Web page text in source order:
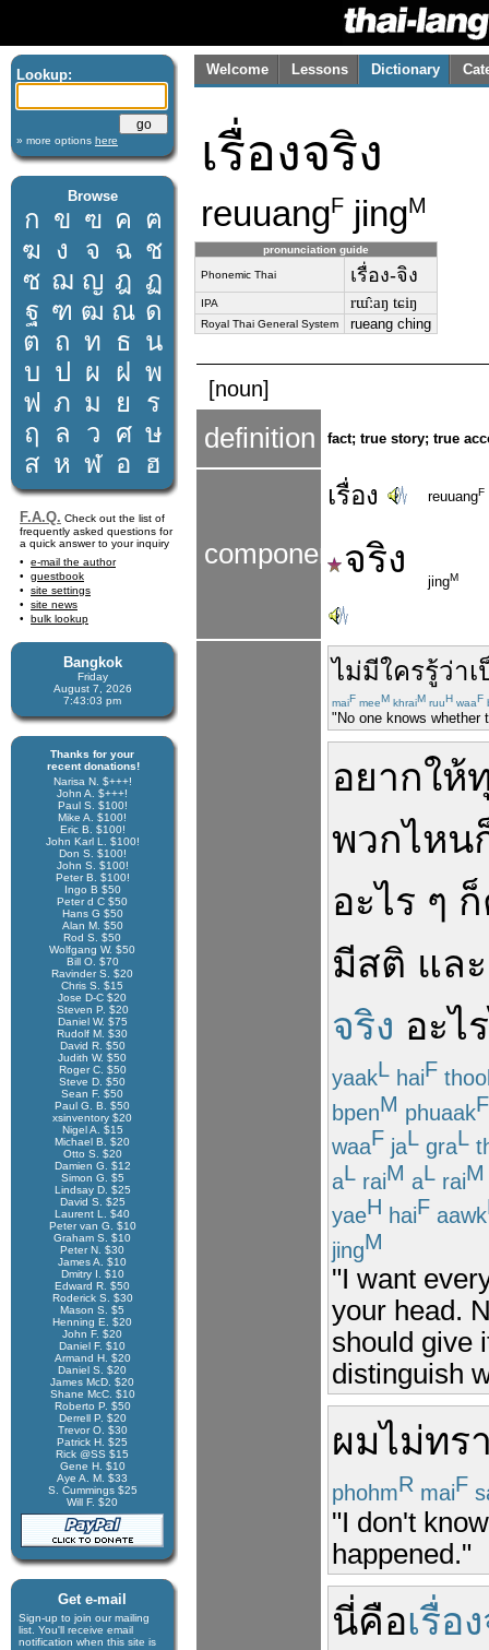
Lookup:
» more options here
Browse
ก ข ฃ ค ฅ
ฆ ง จ ฉ ช
ซ ฌ ญ ฎ ฏ
ฐ ฑ ฒ ณ ด
ต ถ ท ธ น
บ ป ผ ฝ พ
ฟ ภ ม ย
ร
ฤ
ล ว ศ ษ
ส ห ฬ อ ฮ
F.A.Q. Check out the list of
frequently asked questions for
a quick answer to your inquiry
e-mail the author
guestbook
site settings
site news
bulk lookup
Bangkok
Friday
August 7, 2026
7:43:04 pm
Thanks for your
recent donations!
Narisa N. $+++!
John A. $+++!
Paul S. $100!
Mike A. $100!
Eric B. $100!
John Karl L. $100!
Don S. $100!
John S. $100!
Peter B. $100!
Ingo B $50
Peter d C $50
Hans G $50
Alan M. $50
Rod S. $50
Wolfgang W. $50
Bill O. $70
Ravinder S. $20
Chris S. $15
Jose D-C $20
Steven P. $20
Daniel W. $75
Rudolf M. $30
David R. $50
Judith W. $50
Roger C. $50
Steve D. $50
Sean F. $50
Paul G. B. $50
xsinventory $20
Nigel A. $15
Michael B. $20
Otto S. $20
Damien G. $12
Simon G. $5
Lindsay D. $25
David S. $25
Laurent L. $40
Peter van G. $10
Graham S. $10
Peter N. $30
James A. $10
Dmitry I. $10
Edward R. $50
Roderick S. $30
Mason S. $5
Henning E. $20
John F. $20
Daniel F. $10
Armand H. $20
Daniel S. $20
James McD. $20
Shane McC. $10
Roberto P. $50
Derrell P. $20
Trevor O. $30
Patrick H. $25
Rick @SS $15
Gene H. $10
Aye A. M. $33
S. Cummings $25
Will F. $20
Get e-mail
Sign-up to join our mail­ing
list. You'll receive e­mail
notification when this site is
Welcome Lessons Dictionary
เรื่องจริง
reuuangF jingM
pronunciation guide
Phonemic Thai เรื่อง-จิง
IPA rɯ̂ːaŋ tɕiŋ
Royal Thai General System rueang ching
[noun]
definition fact; true story; true
components
เรื่อง reuuangF
จริง
jingM
ไม่มีใครรู้ว่า
maiF meeM khraiM ruuH waaF
"No one knows whether
อยากให้
พวกไหน
อะไร ๆ
มีสติ และ
จริง อะไร
yaakL haiF
bpenM phuaakF
waaF jaL graL
aL raiM aL raiM
yaeH haiF aawk
jingM
"I want
your head.
should give
distinguish
ผมไม่ทร
phohmR maiF
"I don't
happened."
นี่คือเรื่อ